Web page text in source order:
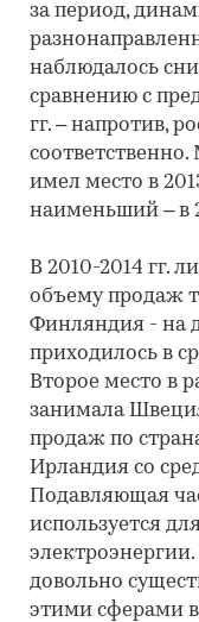
за период,
наблюдалось
сравнению с
гг. – напротив,
имел место в
наименьший – в
В 2010-2014 гг.
объему продаж
Финляндия - на
приходилось в
Второе место в
занимала
продаж по
Ирландия со
Подавляющая
используется
довольно
этими сферами в